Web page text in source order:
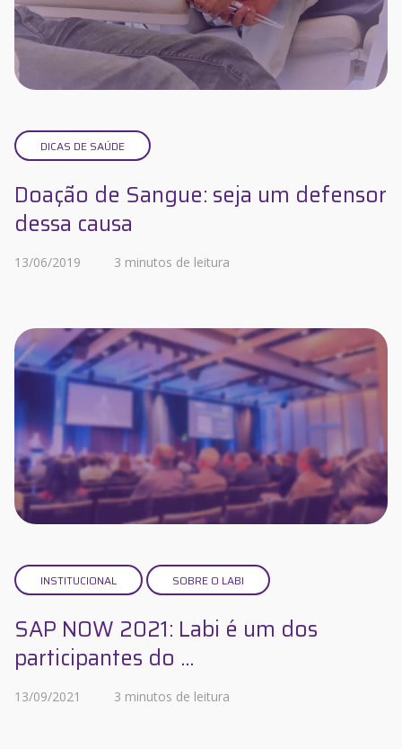
DICAS DE SAÚDE
Doação de Sangue: seja um defensor
dessa causa
13/06/2019 3 minutos de leitura
INSTITUCIONAL SOBRE O LABI
SAP NOW 2021: Labi é um dos
participantes do ...
13/09/2021 3 minutos de leitura